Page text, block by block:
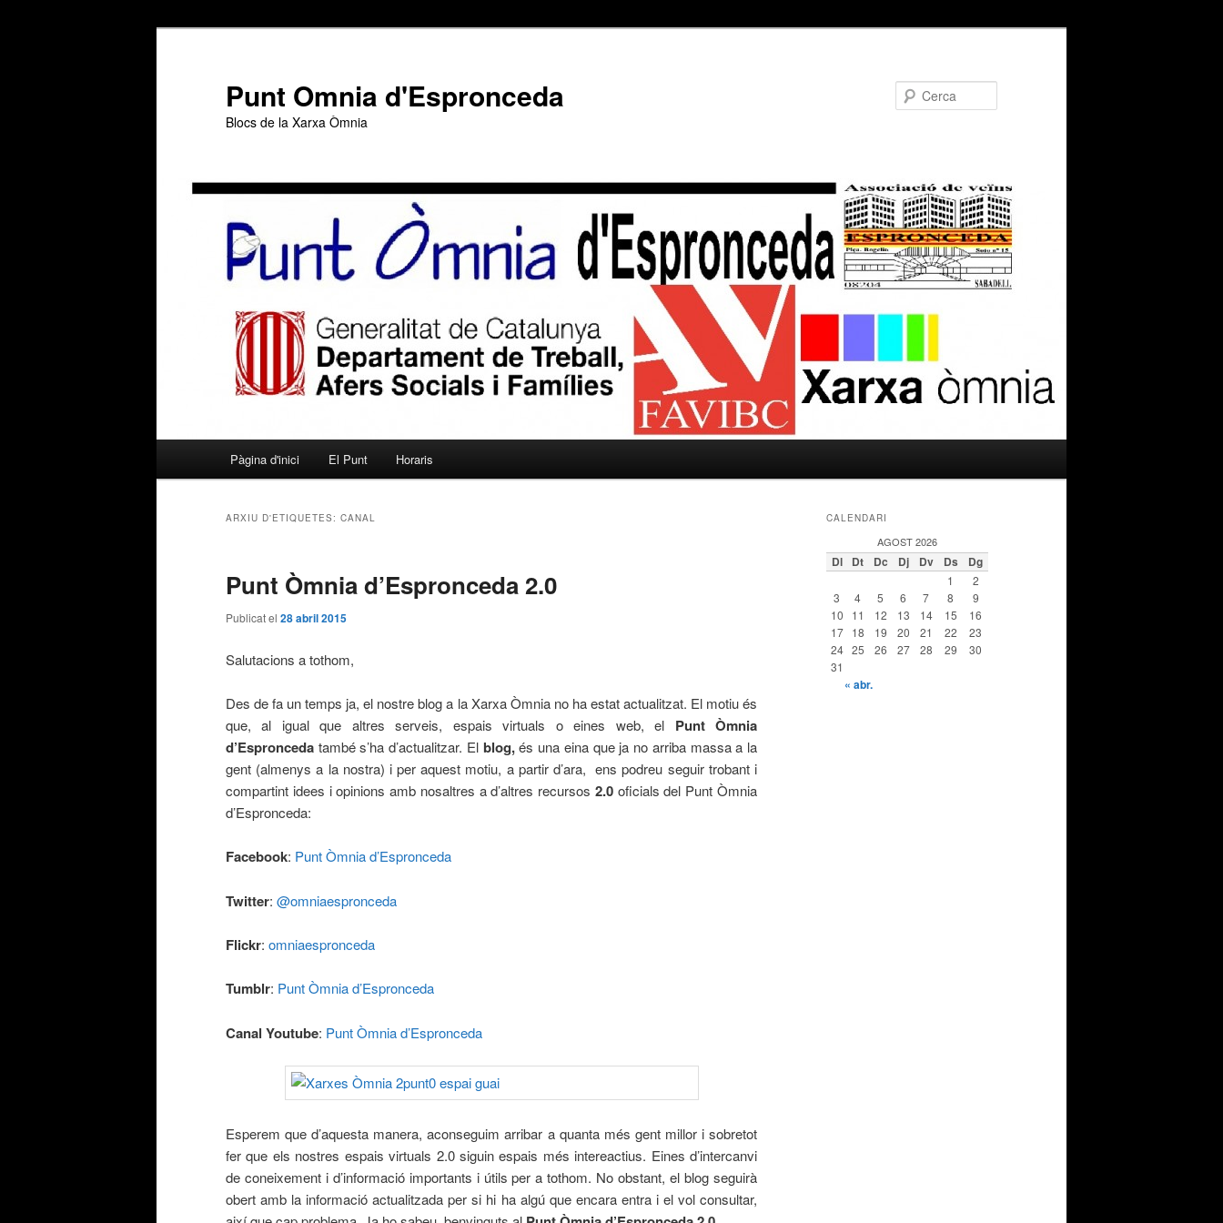
Punt Omnia d'Espronceda
Blocs de la Xarxa Òmnia
Pàgina d'inici El Punt Horaris
ARXIU D'ETIQUETES: CANAL
Punt Òmnia d’Espronceda 2.0
Publicat el 28 abril 2015
Salutacions a tothom,
Des de fa un temps ja, el nostre blog a la Xarxa Òmnia no ha estat actualitzat. El motiu és
que, al igual que altres serveis, espais virtuals o eines web, el Punt Òmnia
d’Espronceda també s’ha d’actualitzar. El blog,és una eina que ja no arriba massa a la
gent (almenys a la nostra) i per aquest motiu, a partir d’ara, ens podreu seguir trobant i
compartint idees i opinions amb nosaltres a d’altres recursos 2.0oficials del Punt Òmnia
d’Espronceda:
Facebook: Punt Òmnia d’Espronceda
Twitter: @omniaespronceda
Flickr: omniaespronceda
Tumblr: Punt Òmnia d’Espronceda
Canal Youtube: Punt Òmnia d’Espronceda
Esperem que d’aquesta manera, aconseguim arribar a quanta més gent millor i sobretot
fer que els nostres espais virtuals 2.0 siguin espais més intereactius. Eines d’intercanvi
de coneixement i d’informació importants i útils per a tothom. No obstant, el blog seguirà
obert amb la informació actualitzada per si hi ha algú que encara entra i el vol consultar,
CALENDARI
AGOST 2026
Dl Dt Dc Dj Dv Ds Dg
1
2
3
4 5 6 7 8
9
10
11 12 13 14 15
16
17
18 19 20 21 22
23
24 25 26 27 28 29
30
31
« abr.